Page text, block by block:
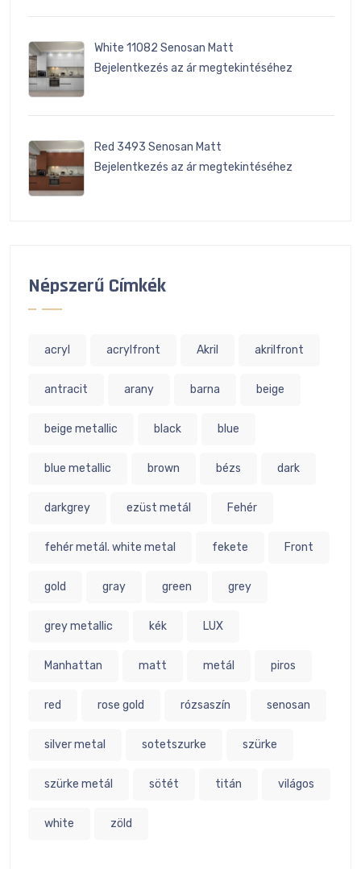
White 11082 Senosan Matt
Bejelentkezés az ár megtekintéséhez
Red 3493 Senosan Matt
Bejelentkezés az ár megtekintéséhez
Népszerű Címkék
acryl acrylfront Akril akrilfront
antracit arany barna beige
beige metallic black blue
blue metallic brown bézs dark
darkgrey ezüst metál Fehér
fehér metál. white metal fekete Front
gold gray green grey
grey metallic kék LUX
Manhattan matt metál piros
red rose gold rózsaszín senosan
silver metal sotetszurke szürke
szürke metál sötét titán világos
white zöld